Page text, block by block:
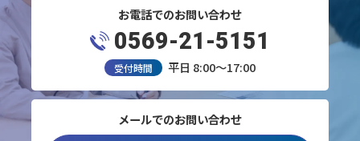
お電話でのお問い合わせ
0569-21-5151
受付時間 平日 8:00～17:00
メールでのお問い合わせ